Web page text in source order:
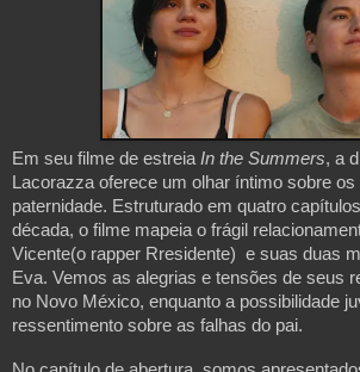
Em seu filme de estreia In the Summers, a
Lacorazza oferece um olhar íntimo sobre
paternidade. Estruturado em quatro
década, o filme mapeia o frágil
Vicente(o rapper Rresidente) e suas duas
Eva. Vemos as alegrias e tensões de seus
no Novo México, enquanto a possibilidade
ressentimento sobre as falhas do pai.